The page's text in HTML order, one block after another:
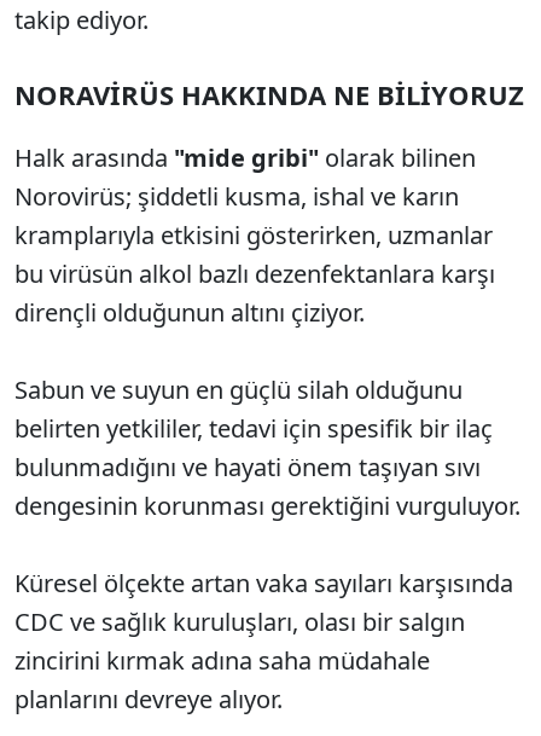
takip ediyor.
NORAVİRÜS HAKKINDA NE BİLİYORUZ
Halk arasında "mide gribi" olarak bilinen
Norovirüs; şiddetli kusma, ishal ve karın
kramplarıyla etkisini gösterirken, uzmanlar
bu virüsün alkol bazlı dezenfektanlara karşı
dirençli olduğunun altını çiziyor.
Sabun ve suyun en güçlü silah olduğunu
belirten yetkililer, tedavi için spesifik bir ilaç
bulunmadığını ve hayati önem taşıyan sıvı
dengesinin korunması gerektiğini vurguluyor.
Küresel ölçekte artan vaka sayıları karşısında
CDC ve sağlık kuruluşları, olası bir salgın
zincirini kırmak adına saha müdahale
planlarını devreye alıyor.